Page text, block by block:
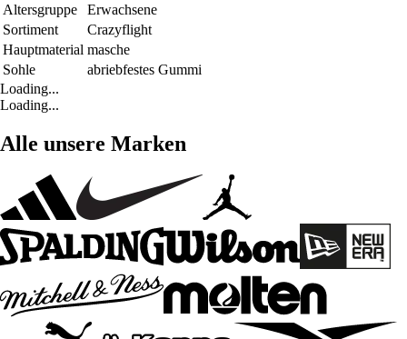
Altersgruppe
Erwachsene
Sortiment
Crazyflight
Hauptmaterial masche
Sohle
abriebfestes Gummi
Loading...
Loading...
Alle unsere Marken